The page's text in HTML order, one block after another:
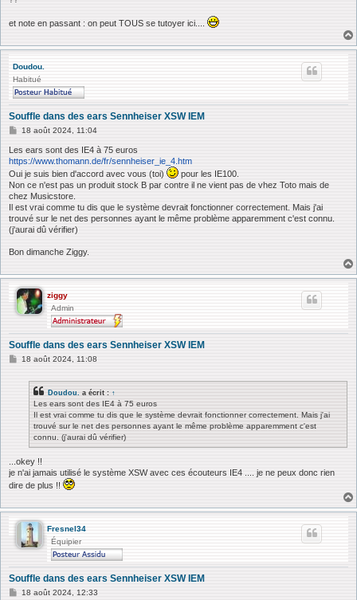
et note en passant : on peut TOUS se tutoyer ici....
Doudou.
Habitué
Souffle dans des ears Sennheiser XSW IEM
M
s
s
a
g
e
18 août 2024, 11:04
Les ears sont des IE4 à 75 euros
https://www.thomann.de/fr/sennheiser_ie_4.htm
Oui je suis bien d'accord avec vous (toi)
pour les IE100.
Non ce n'est pas un produit stock B par contre il ne vient pas de vhez Toto mais de
chez Musicstore.
Il est vrai comme tu dis que le système devrait fonctionner correctement. Mais j'ai
trouvé sur le net des personnes ayant le même problème apparemment c'est connu.
(j'aurai dû vérifier)
Bon dimanche Ziggy.
ziggy
Admin
Souffle dans des ears Sennheiser XSW IEM
M18 août 2024, 11:08
Doudou. a écrit : ↑
Les ears sont des IE4 à 75 euros
Il est vrai comme tu dis que le système devrait fonctionner correctement. Mais j'ai
trouvé sur le net des personnes ayant le même problème apparemment c'est
connu. (j'aurai dû vérifier)
...okey !!
je n'ai jamais utilisé le système XSW avec ces écouteurs IE4 .... je ne peux donc rien
dire de plus !!
Fresnel34
Équipier
Souffle dans des ears Sennheiser XSW IEM
M18 août 2024, 12:33